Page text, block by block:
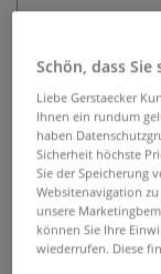
da Vinci
schräg,
Der da Vinci
geeignet für Öl-
Schön, dass
Liebe Gerstaecker
Ihnen ein rundum
haben
Sicherheit höchste
Sie der Speicherung
Websitenavigation
unsere
können Sie Ihre
wiederrufen. Diese